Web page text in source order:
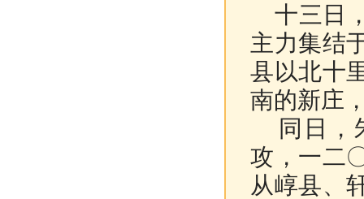
十三日
主力集结
县以北十
南的新庄
同日，
攻，一二
从崞县、